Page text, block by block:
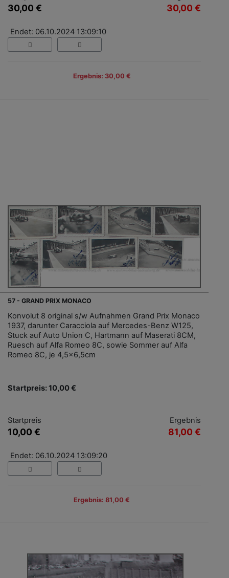
30,00 € 30,00 €
Endet: 06.10.2024 13:09:10
Ergebnis: 30,00 €
57 - GRAND PRIX MONACO
Konvolut 8 original s/w Aufnahmen Grand Prix Monaco
1937, darunter Caracciola auf Mercedes-Benz W125,
Stuck auf Auto Union C, Hartmann auf Maserati 8CM,
Ruesch auf Alfa Romeo 8C, sowie Sommer auf Alfa
Romeo 8C, je 4,5x6,5cm
Startpreis: 10,00 €
Startpreis
10,00 €
Ergebnis
81,00 €
Endet: 06.10.2024 13:09:20
Ergebnis: 81,00 €